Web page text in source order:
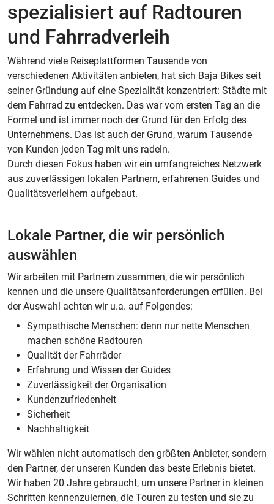
spezialisiert auf Radtouren
und Fahrradverleih
Während viele Reiseplattformen Tausende von
verschiedenen Aktivitäten anbieten, hat sich Baja Bikes seit
seiner Gründung auf eine Spezialität konzentriert: Städte mit
dem Fahrrad zu entdecken. Das war vom ersten Tag an die
Formel und ist immer noch der Grund für den Erfolg des
Unternehmens. Das ist auch der Grund, warum Tausende
von Kunden jeden Tag mit uns radeln.
Durch diesen Fokus haben wir ein umfangreiches Netzwerk
aus zuverlässigen lokalen Partnern, erfahrenen Guides und
Qualitätsverleihern aufgebaut.
Lokale Partner, die wir persönlich
auswählen
Wir arbeiten mit Partnern zusammen, die wir persönlich
kennen und die unsere Qualitätsanforderungen erfüllen. Bei
der Auswahl achten wir u.a. auf Folgendes:
Sympathische Menschen: denn nur nette Menschen
machen schöne Radtouren
Qualität der Fahrräder
Erfahrung und Wissen der Guides
Zuverlässigkeit der Organisation
Kundenzufriedenheit
Sicherheit
Nachhaltigkeit
Wir wählen nicht automatisch den größten Anbieter, sondern
den Partner, der unseren Kunden das beste Erlebnis bietet.
Wir haben 20 Jahre gebraucht, um unsere Partner in kleinen
Schritten kennenzulernen, die Touren zu testen und sie zu